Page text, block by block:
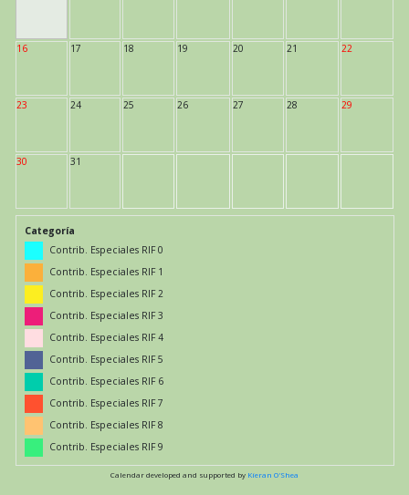
16 17 18 19 20 21 22
23 24 25 26 27 28 29
30 31
Categoría
Contrib. Especiales RIF 0
Contrib. Especiales RIF 1
Contrib. Especiales RIF 2
Contrib. Especiales RIF 3
Contrib. Especiales RIF 4
Contrib. Especiales RIF 5
Contrib. Especiales RIF 6
Contrib. Especiales RIF 7
Contrib. Especiales RIF 8
Contrib. Especiales RIF 9
Calendar developed and supported by Kieran O'Shea